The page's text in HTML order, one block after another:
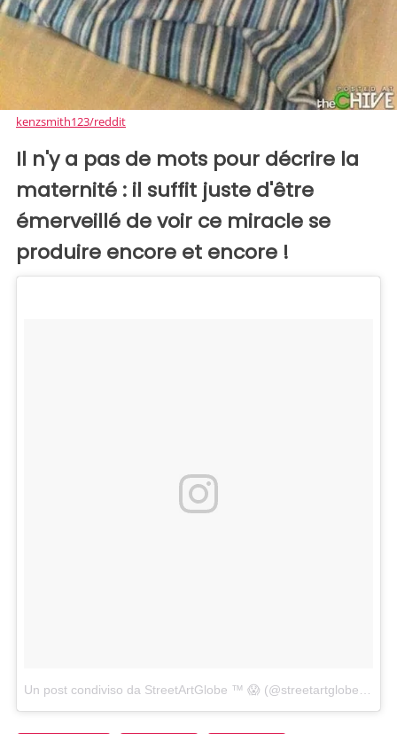
kenzsmith123/reddit
Il n'y a pas de mots pour décrire la
maternité : il suffit juste d'être
émerveillé de voir ce miracle se
produire encore et encore !
Un post condiviso da StreetArtGlobe ™ 😱 (@streetartglobe)in